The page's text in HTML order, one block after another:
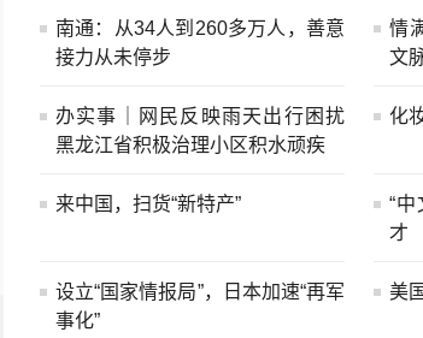
南通：从34人到260多万人，善意
接力从未停步
情
文
办实事｜网民反映雨天出行困扰
黑龙江省积极治理小区积水顽疾
化
来中国，扫货“新特产”
“
才
设立“国家情报局”，日本加速“再军
事化”
美